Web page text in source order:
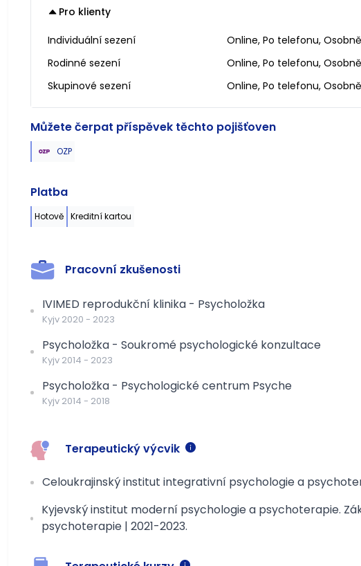
Pro klienty
Individuální sezení Online, Po telefonu, Osobně
Rodinné sezení
Online, Po telefonu, Osobně
Skupinové sezení
Online, Po telefonu, Osobně
Můžete čerpat příspěvek těchto pojišťoven
OZP
Platba
Hotově Kreditní kartou
Pracovní zkušenosti
IVIMED reprodukční klinika - Psycholožka
Kyjv 2020 - 2023
Psycholožka - Soukromé psychologické konzultace
Kyjv 2014 - 2023
Psycholožka - Psychologické centrum Psyche
Kyjv 2014 - 2018
Terapeutický výcvik
Celoukrajinský institut integrativní psychologie a
Kyjevský institut moderní psychologie a psychoterapie.
psychoterapie | 2021-2023.